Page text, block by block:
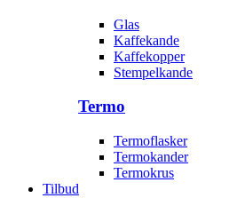
Glas
Kaffekande
Kaffekopper
Stempelkande
Termo
Termoflasker
Termokander
Termokrus
Tilbud